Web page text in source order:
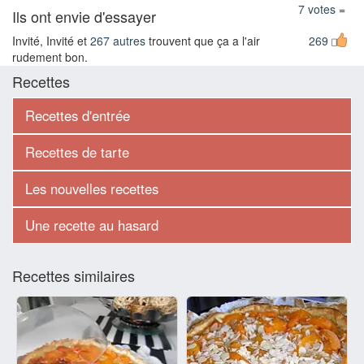
=
7 votes
Ils ont envie d'essayer
269
Invité, Invité et 267 autres trouvent que ça a l'air
rudement bon.
Recettes
Recettes d'entrée
Recettes de tarte
Les nouvelles recettes
Une recette au hasard
Recettes similaires